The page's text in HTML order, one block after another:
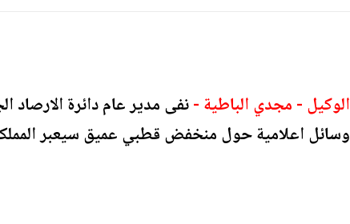
الوكيل - مجدي الباطية -نفى مدير عام دائرة الارصاد
وسائل اعلامية حول منخفض قطبي عميق سيعبر